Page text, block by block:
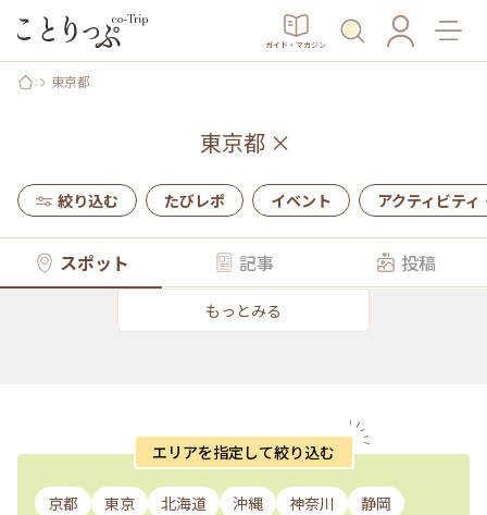
ガイド・マガジン
東京都
東京都 ×
絞り込む たびレポ イベント アクティビティ
スポット 記事 投稿
もっとみる
エリアを指定して絞り込む
京都 東京 北海道 沖縄 神奈川
静岡